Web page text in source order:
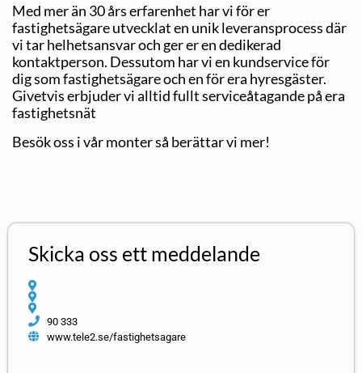
Med mer än 30 års erfarenhet har vi för er
fastighetsägare utvecklat en unik leveransprocess där
vi tar helhetsansvar och ger er en dedikerad
kontaktperson. Dessutom har vi en kundservice för
dig som fastighetsägare och en för era hyresgäster.
Givetvis erbjuder vi alltid fullt serviceåtagande på era
fastighetsnät
Besök oss i vår monter så berättar vi mer!
Skicka oss ett meddelande
90 333
www.tele2.se/fastighetsagare